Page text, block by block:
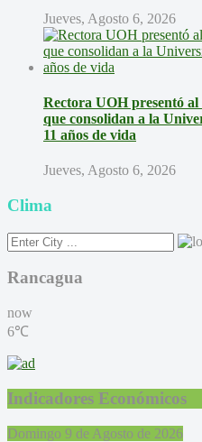
Jueves, Agosto 6, 2026
Rectora UOH presentó al
que consolidan a la
11 años de vida
Jueves, Agosto 6, 2026
Clima
Rancagua
now
6℃
Indicadores Económicos
Domingo 9 de Agosto de 2026